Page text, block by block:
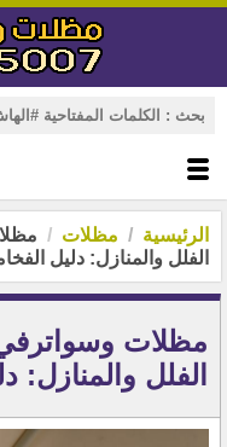
الرئيسية مظلات
الفلل والمنازل: دليل
مظلات
الفلل والمنازل: